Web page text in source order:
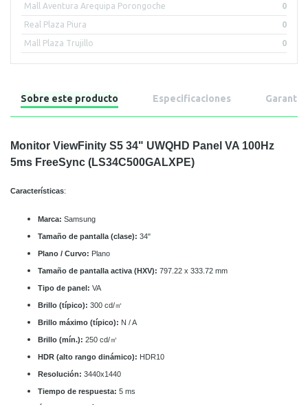
Mall Aventura Arequipa Porongoche 0
Real Plaza Piura 0
Mall Plaza Trujillo 0
Sobre este producto Especificaciones Garantía
Monitor ViewFinity S5 34" UWQHD Panel VA 100Hz
5ms FreeSync (LS34C500GALXPE)
Características:
Marca: Samsung
Tamaño de pantalla (clase): 34"
Plano / Curvo: Plano
Tamaño de pantalla activa (HXV): 797.22 x 333.72 mm
Tipo de panel: VA
Brillo (típico): 300 cd/㎡
Brillo máximo (típico): N / A
Brillo (mín.): 250 cd/㎡
HDR (alto rango dinámico): HDR10
Resolución: 3440x1440
Tiempo de respuesta: 5 ms